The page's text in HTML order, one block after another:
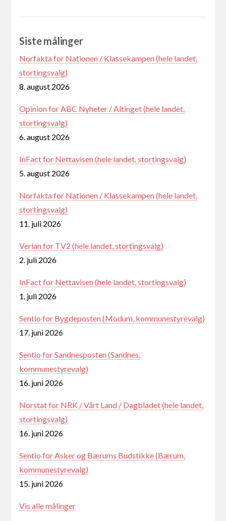
Siste målinger
Norfakta for Nationen / Klassekampen (hele landet,
stortingsvalg)
8. august 2026
Opinion for ABC Nyheter / Altinget (hele landet,
stortingsvalg)
6. august 2026
InFact for Nettavisen (hele landet, stortingsvalg)
5. august 2026
Norfakta for Nationen / Klassekampen (hele landet,
stortingsvalg)
11. juli 2026
Verian for TV2 (hele landet, stortingsvalg)
2. juli 2026
InFact for Nettavisen (hele landet, stortingsvalg)
1. juli 2026
Sentio for Bygdeposten (Modum, kommunestyrevalg)
17. juni 2026
Sentio for Sandnesposten (Sandnes,
kommunestyrevalg)
16. juni 2026
Norstat for NRK / Vårt Land / Dagbladet (hele landet,
stortingsvalg)
16. juni 2026
Sentio for Asker og Bærums Budstikke (Bærum,
kommunestyrevalg)
15. juni 2026
Vis alle målinger